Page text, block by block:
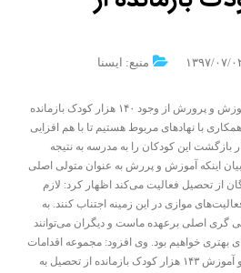
منبع: ایسنا
معاون آموزش ابتدایی وزارت آموزش و پرورش از وجود ۱۴۰ هزار کودک بازمانده
با نهادهای مربوط هستیم تا با هم افزایی
بازگشت این کودکان را به مدرسه به نتیجه
اینکه آموزش و پررش به عنوان متولی اصلی
از تحصیل فعالیت می‌کند اظهار کرد: لازم
موازی در این زمینه اجتناب کنند. به
گری اصلی برعهده ماست و دیگران می‌توانند
بهتری خواهیم بود. وی افزود: مجموعه اقدامات
ما از سال ۹۲ منجر به بازگشت و آموزش ۱۴۳ هزار کودک بازمانده از تحصیل به